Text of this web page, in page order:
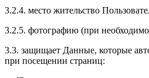
3.2.4. место жительство
3.2.5. фотографию (при
3.3. защищает Данные, которые
при посещении страниц: